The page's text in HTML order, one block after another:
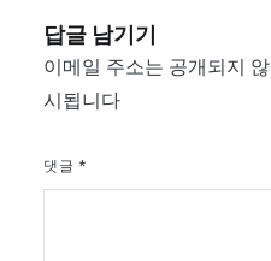
답글 남기기
이메일 주소는 공개되지
시됩니다
댓글 *